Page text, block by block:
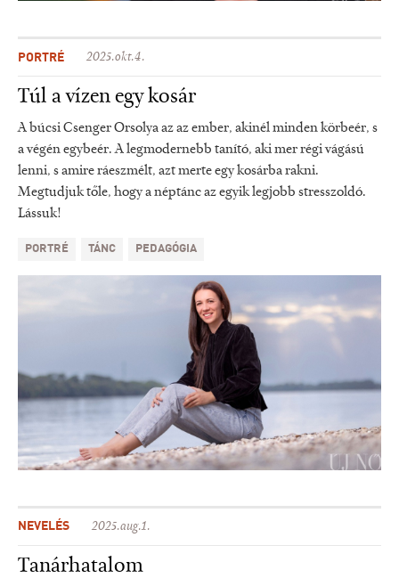
PORTRÉ 2025.okt.4.
Túl a vízen egy kosár
A búcsi Csenger Orsolya az az ember, akinél minden körbeér, s
a végén egybeér. A legmodernebb tanító, aki mer régi vágású
lenni, s amire ráeszmélt, azt merte egy kosárba rakni.
Megtudjuk tőle, hogy a néptánc az egyik legjobb stresszoldó.
Lássuk!
PORTRÉ TÁNC PEDAGÓGIA
NEVELÉS 2025.aug.1.
Tanárhatalom